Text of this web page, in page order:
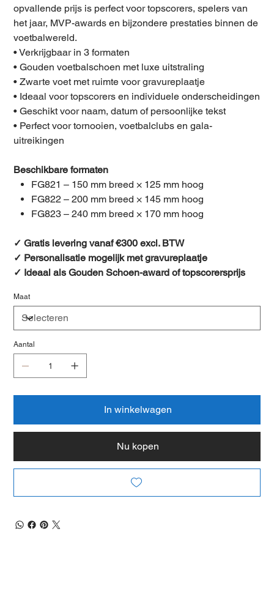
opvallende prijs is perfect voor topscorers, spelers van
het jaar, MVP-awards en bijzondere prestaties binnen de
voetbalwereld.
• Verkrijgbaar in 3 formaten
• Gouden voetbalschoen met luxe uitstraling
• Zwarte voet met ruimte voor gravureplaatje
• Ideaal voor topscorers en individuele onderscheidingen
• Geschikt voor naam, datum of persoonlijke tekst
• Perfect voor tornooien, voetbalclubs en gala-
uitreikingen
Beschikbare formaten
FG821 – 150 mm breed × 125 mm hoog
FG822 – 200 mm breed × 145 mm hoog
FG823 – 240 mm breed × 170 mm hoog
✓ Gratis levering vanaf €300 excl. BTW
✓ Personalisatie mogelijk met gravureplaatje
✓ Ideaal als Gouden Schoen-award of topscorersprijs
Maat
Aantal
In winkelwagen
Nu kopen